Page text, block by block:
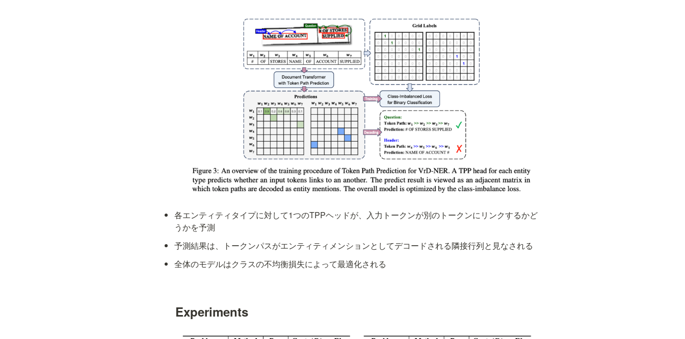
各エンティティタイプに対して1つのTPPヘッドが、入力トークンが別のトークンにリンクするかど
うかを予測
予測結果は、トークンパスがエンティティメンションとしてデコードされる隣接行列と見なされる
全体のモデルはクラスの不均衡損失によって最適化される
Experiments